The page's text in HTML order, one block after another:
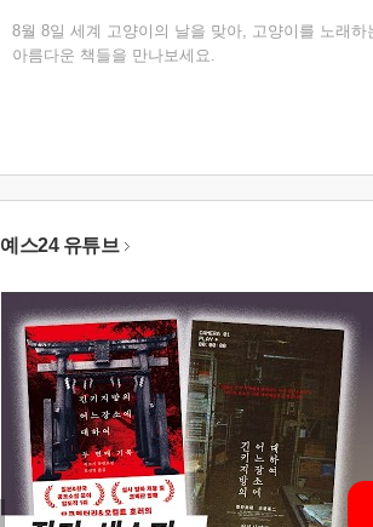
8월 8일 세계 고양이의 날을 맞아, 고양이를 노래하
아름다운 책들을 만나보세요.
예스24 유튜브